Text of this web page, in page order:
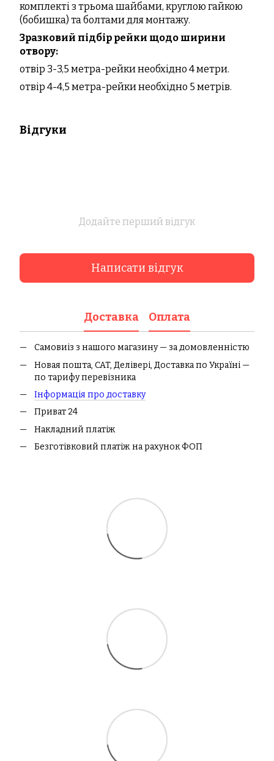
комплекті з трьома шайбами, круглою гайкою
(бобишка) та болтами для монтажу.
Зразковий підбір рейки щодо ширини
отвору:
отвір 3-3,5 метра-рейки необхідно 4 метри.
отвір 4-4,5 метра-рейки необхідно 5 метрів.
Відгуки
Додайте перший відгук
Написати відгук
Доставка Оплата
Самовиіз з нашого магазину — за домовленністю
Новая пошта, CAT, Делівері, Доставка по Україні —
по тарифу перевізника
Інформація про доставку
Приват 24
Накладний платіж
Безготівковий платіж на рахунок ФОП